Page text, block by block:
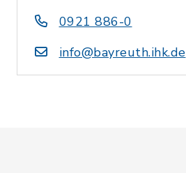
0921 886-0
info@bayreuth.ihk.de